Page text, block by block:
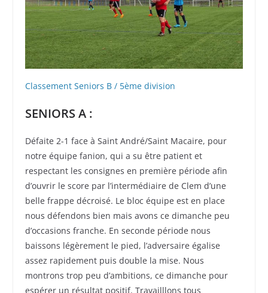
Classement Seniors B / 5ème division
SENIORS A :
Défaite 2-1 face à Saint André/Saint Macaire, pour
notre équipe fanion, qui a su être patient et
respectant les consignes en première période afin
d’ouvrir le score par l’intermédiaire de Clem d’une
belle frappe décroisé. Le bloc équipe est en place
nous défendons bien mais avons ce dimanche peu
d’occasions franche. En seconde période nous
baissons légèrement le pied, l’adversaire égalise
assez rapidement puis double la mise. Nous
montrons trop peu d’ambitions, ce dimanche pour
espérer un résultat positif. Travailllons tous